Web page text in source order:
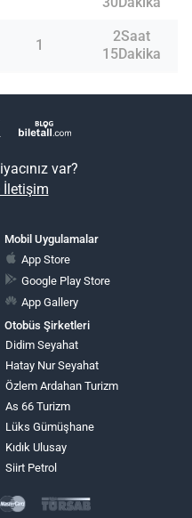
1
2Saat
15Dakika
var?
İletişim
Mobil Uygulamalar
App Store
Google Play Store
App Gallery
Otobüs Şirketleri
Didim Seyahat
Hatay Nur Seyahat
Özlem Ardahan Turizm
As 66 Turizm
Lüks Gümüşhane
Kıdık Ulusay
Siirt Petrol